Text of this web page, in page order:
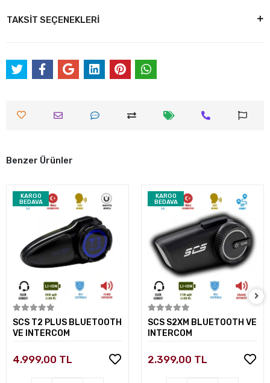
TAKSİT SEÇENEKLERİ
Benzer Ürünler
KARGO
BEDAVA
Sepete Ekle
SCS T2 PLUS BLUETOOTH
VE INTERCOM
4.999,00 TL
KARGO
BEDAVA
Sepete Ekle
SCS S2XM BLUETOOTH VE
INTERCOM
2.399,00 TL